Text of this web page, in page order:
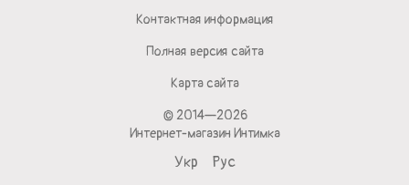
Контактная информация
Полная версия сайта
Карта сайта
© 2014—2026
Интернет-магазин Интимка
Укр Рус